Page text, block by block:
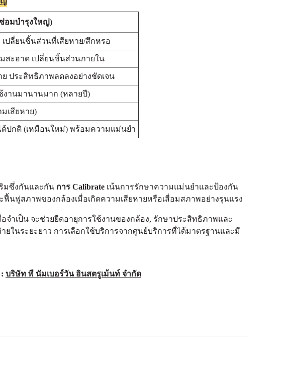
ซ่อมบำรุงใหญ่)
ปลี่ยนชิ้นส่วนที่เสียหาย/สึกหรอ
สะอาด เปลี่ยนชิ้นส่วนภายใน
ประสิทธิภาพลดลงอย่างชัดเจน
งานมานานมาก (หลายปี)
เสียหาย)
ปกติ (เหมือนใหม่) พร้อมความแม่นยำ
ริมซึ่งกันและกัน การ Calibrate เน้นการรักษาความแม่นยำและป้องกัน
นฟูสภาพของกล้องเมื่อเกิดความเสียหายหรือเสื่อมสภาพอย่างรุนแรง
ำเป็น จะช่วยยืดอายุการใช้งานของกล้อง, รักษาประสิทธิภาพและ
ในระยะยาว การเลือกใช้บริการจากศูนย์บริการที่ได้มาตรฐานและมี
บริษัท พี นัมเบอร์วัน อินสตรูเม้นท์ จำกัด